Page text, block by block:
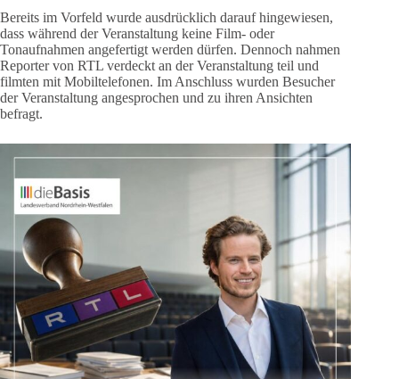
Bereits im Vorfeld wurde ausdrücklich darauf hingewiesen,
dass während der Veranstaltung keine Film- oder
Tonaufnahmen angefertigt werden dürfen. Dennoch nahmen
Reporter von RTL verdeckt an der Veranstaltung teil und
filmten mit Mobiltelefonen. Im Anschluss wurden Besucher
der Veranstaltung angesprochen und zu ihren Ansichten
befragt.